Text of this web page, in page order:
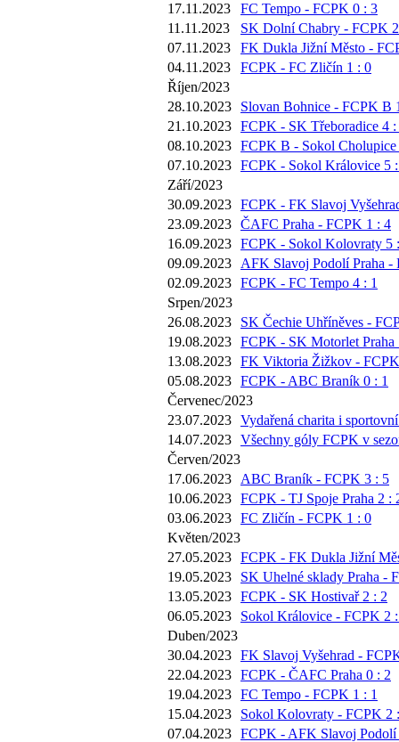
17.11.2023
FC Tempo - FCPK 0 : 3
11.11.2023
SK Dolní Chabry - FCPK
07.11.2023
FK Dukla Jižní Město -
04.11.2023
FCPK - FC Zličín 1 : 0
Říjen/2023
28.10.2023
Slovan Bohnice - FCPK B
21.10.2023 FCPK - SK Třeboradice 4 :
08.10.2023 FCPK B - Sokol Cholupice
07.10.2023 FCPK - Sokol Královice 5
Září/2023
30.09.2023 FCPK - FK Slavoj
23.09.2023 ČAFC Praha - FCPK 1 : 4
16.09.2023 FCPK - Sokol Kolovraty 5
09.09.2023
AFK Slavoj Podolí Praha -
02.09.2023 FCPK - FC Tempo 4 : 1
Srpen/2023
26.08.2023
SK Čechie Uhříněves -
19.08.2023 FCPK - SK Motorlet Praha
13.08.2023 FK Viktoria Žižkov -
05.08.2023 FCPK - ABC Braník 0 : 1
Červenec/2023
23.07.2023 Vydařená charita i
14.07.2023 Všechny góly FCPK v
Červen/2023
17.06.2023
ABC Braník - FCPK 3 : 5
10.06.2023 FCPK - TJ Spoje Praha 2 :
03.06.2023 FC Zličín - FCPK 1 : 0
Květen/2023
27.05.2023 FCPK - FK Dukla Jižní
19.05.2023
SK Uhelné sklady Praha -
13.05.2023 FCPK - SK Hostivař 2 : 2
06.05.2023
Sokol Královice - FCPK 2
Duben/2023
30.04.2023 FK Slavoj Vyšehrad -
22.04.2023 FCPK - ČAFC Praha 0 : 2
19.04.2023 FC Tempo - FCPK 1 : 1
15.04.2023
Sokol Kolovraty - FCPK 2
07.04.2023 FCPK - AFK Slavoj Podolí